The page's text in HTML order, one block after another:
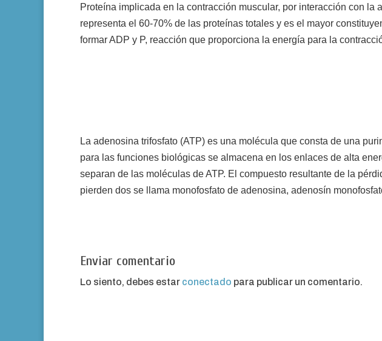
Proteína implicada en la contracción muscular, por interacción con
representa el 60-70% de las proteínas totales y es el mayor
formar ADP y P, reacción que proporciona la energía para la
La adenosina trifosfato (ATP) es una molécula que consta de una
para las funciones biológicas se almacena en los enlaces de alta
separan de las moléculas de ATP. El compuesto resultante de la
pierden dos se llama monofosfato de adenosina, adenosín
Enviar comentario
Lo siento, debes estar conectado para publicar un comentario.